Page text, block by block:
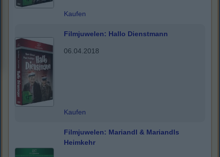
Kaufen
Filmjuwelen: Hallo Dienstmann
06.04.2018
Kaufen
Filmjuwelen: Mariandl & Mariandls
Heimkehr